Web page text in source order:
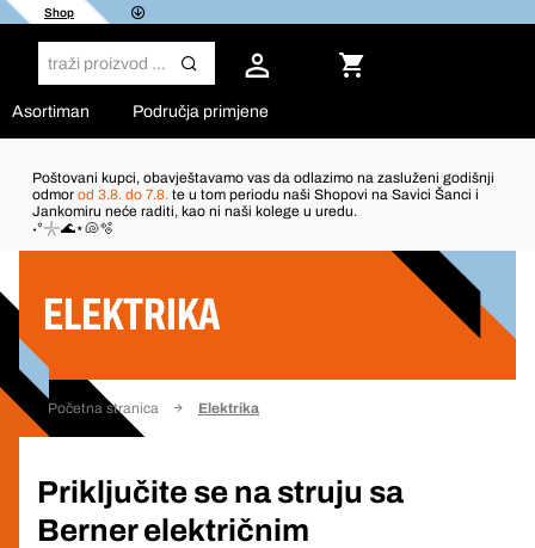
Shop
Asortiman Područja primjene
Poštovani kupci, obavještavamo vas da odlazimo na zasluženi godišnji
odmor od 3.8. do 7.8. te u tom periodu naši Shopovi na Savici Šanci i
Jankomiru neće raditi, kao ni naši kolege u uredu.
˖°𓇼🌊⋆🐚🫧
ELEKTRIKA
Početna stranica Elektrika
Priključite se na struju sa
Berner električnim